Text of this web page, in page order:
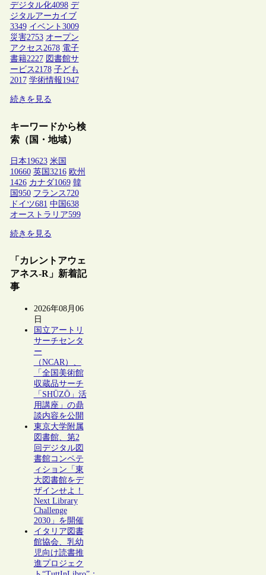
デジタル化4098 デ
ジタルアーカイブ
3349 イベント 3009
災害2753 オープン
アクセス2678 電子
書籍2227 図書館サ
ービス2178 子ども
2017 学術情報1947
続きを見る
キーワードから検
索（国・地域）
日本19623 米国
10660 英国 3216 欧州
1426 カナダ1069 韓
国 950 フランス 720
ドイツ681 中国 638
オーストラリア599
続きを見る
「カレントアウェ
アネス-R」新着記
事
2026年08月06
日
国立アートリ
サーチセンタ
ー
（NCAR）、
「全国美術館
収蔵品サーチ
「SHŪZŌ」活
用講座」の鼎
談内容を公開
東京大学附属
図書館、第2
回デジタル図
書館コンペテ
ィション「東
大図書館をデ
ザインせよ！
Next Library
Challenge
2030」を開催
イタリア図書
館協会、乳幼
児向け読書推
進プロジェク